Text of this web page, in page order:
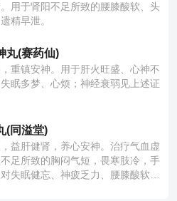
用于肾阳不足所致的腰膝酸软、头
精早泄。
丸(赛药仙)
重镇安神。用于肝火旺盛、心神不
眠多梦、心烦；神经衰弱见上述证
(同溢堂)
益肝健肾，养心安神。治疗气血虚
足所致的胸闷气短，畏寒肢冷，手
失眠健忘、神疲乏力、腰膝酸软也